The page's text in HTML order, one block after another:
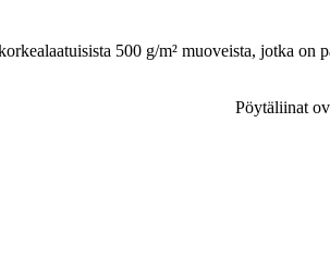
500 g/m² muoveista, jotka
Pöytäliinat